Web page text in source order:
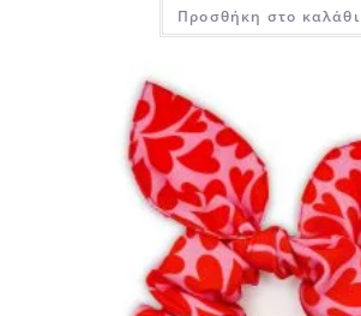
Προσθήκη στο καλάθι